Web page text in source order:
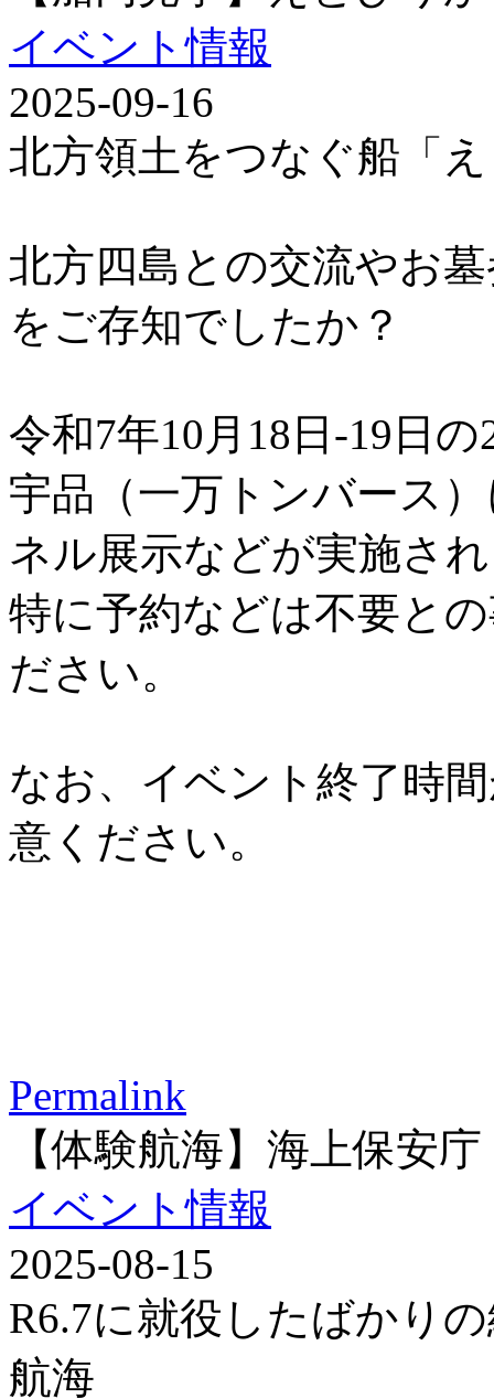
イベント情報
2025-09-16
北方領土をつなぐ船「
北方四島との交流やお
をご存知でしたか？
令和7年10月18日-19日の
宇品（一万トンバース
ネル展示などが実施さ
特に予約などは不要と
ださい。
なお、イベント終了時
意ください。
Permalink
【体験航海】海上保安
イベント情報
2025-08-15
R6.7に就役したばかり
航海